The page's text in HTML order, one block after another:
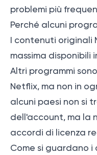
problemi più
Perché alcuni
I contenuti originali
massima disponibili
Altri programmi
Netflix, ma non in
alcuni paesi non si
dell'account, ma la
accordi di licenza
Come si guardano i